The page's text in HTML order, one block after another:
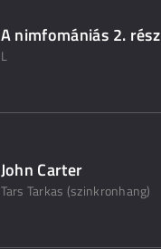
A nimfomániás 2. rész
L
John Carter
Tars Tarkas (szinkronhang)